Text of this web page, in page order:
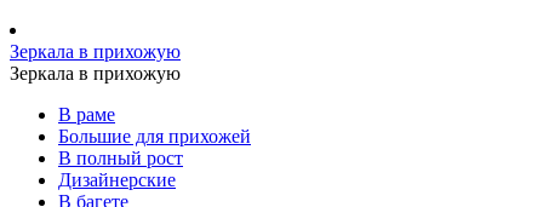
Зеркала в прихожую
Зеркала в прихожую
В раме
Большие для прихожей
В полный рост
Дизайнерские
В багете